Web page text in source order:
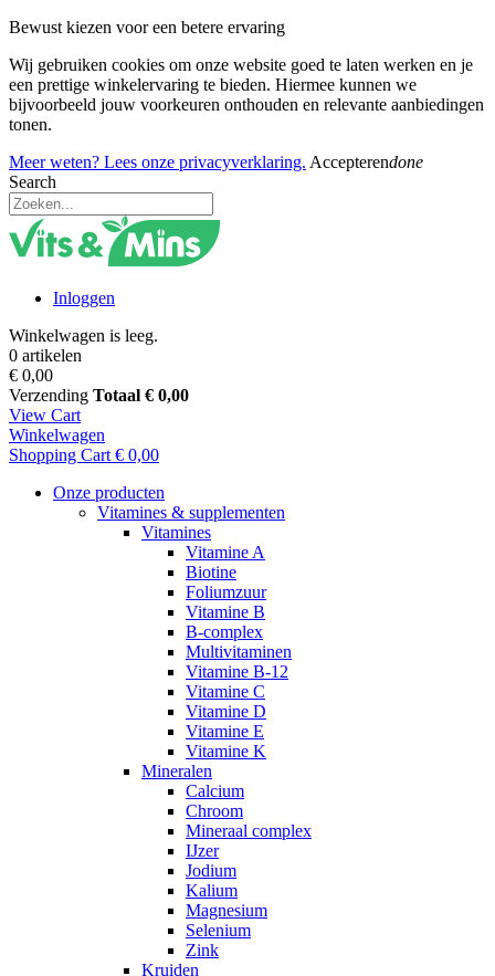
Bewust kiezen voor een betere ervaring
Wij gebruiken cookies om onze website goed te laten werken en je
een prettige winkelervaring te bieden. Hiermee kunnen we
bijvoorbeeld jouw voorkeuren onthouden en relevante aanbiedingen
tonen.
Meer weten? Lees onze privacyverklaring. Accepterendone
Search
Inloggen
Winkelwagen is leeg.
0 artikelen
€ 0,00
Verzending Totaal € 0,00
View Cart
Winkelwagen
Shopping Cart € 0,00
Onze producten
Vitamines & supplementen
Vitamines
Vitamine A
Biotine
Foliumzuur
Vitamine B
B-complex
Multivitaminen
Vitamine B-12
Vitamine C
Vitamine D
Vitamine E
Vitamine K
Mineralen
Calcium
Chroom
Mineraal complex
IJzer
Jodium
Kalium
Magnesium
Selenium
Zink
Kruiden